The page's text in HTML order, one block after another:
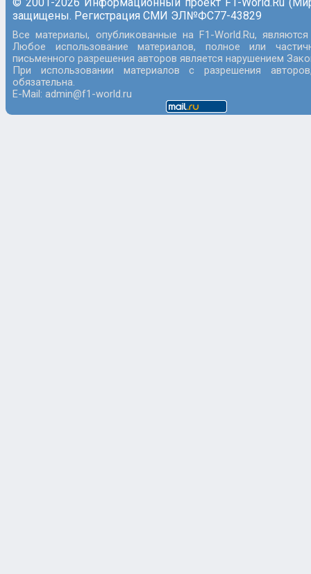
защищены. Регистрация СМИ ЭЛ№ФС77-43829
Все материалы, опубликованные на F1-World.Ru,
Любое использование материалов, полное или
письменного разрешения авторов является нарушением
При использовании материалов с разрешения
обязательна.
E-Mail: admin@f1-world.ru